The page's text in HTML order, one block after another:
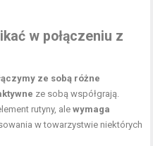
w połączeniu z
ze sobą różne
ze sobą współgrają.
rutyny, alewymaga
w towarzystwie niektórych